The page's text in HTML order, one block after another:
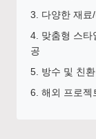
3. 다양한 재료
4. 맞춤형 스타
공
5. 방수 및 친
6. 해외 프로젝